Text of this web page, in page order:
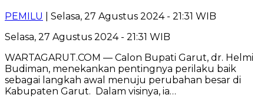
PEMILU
| Selasa, 27 Agustus 2024 - 21:31 WIB
Selasa, 27 Agustus 2024 - 21:31 WIB
WARTAGARUT.COM — Calon Bupati Garut, dr. Helmi
Budiman, menekankan pentingnya perilaku baik
sebagai langkah awal menuju perubahan besar di
Kabupaten Garut. Dalam visinya, ia…